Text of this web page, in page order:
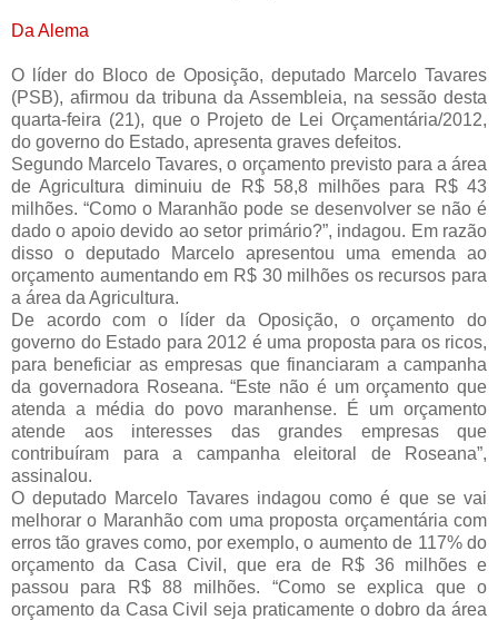
Da Alema
O líder do Bloco de Oposição, deputado Marcelo Tavares
(PSB), afirmou da tribuna da Assembleia, na sessão desta
quarta-feira (21), que o Projeto de Lei Orçamentária/2012,
do governo do Estado, apresenta graves defeitos.
Segundo Marcelo Tavares, o orçamento previsto para a área
de Agricultura diminuiu de R$ 58,8 milhões para R$ 43
milhões. “Como o Maranhão pode se desenvolver se não é
dado o apoio devido ao setor primário?”, indagou. Em razão
disso o deputado Marcelo apresentou uma emenda ao
orçamento aumentando em R$ 30 milhões os recursos para
a área da Agricultura.
De acordo com o líder da Oposição, o orçamento do
governo do Estado para 2012 é uma proposta para os ricos,
para beneficiar as empresas que financiaram a campanha
da governadora Roseana. “Este não é um orçamento que
atenda a média do povo maranhense. É um orçamento
atende aos interesses das grandes empresas que
contribuíram para a campanha eleitoral de Roseana”,
assinalou.
O deputado Marcelo Tavares indagou como é que se vai
melhorar o Maranhão com uma proposta orçamentária com
erros tão graves como, por exemplo, o aumento de 117% do
orçamento da Casa Civil, que era de R$ 36 milhões e
passou para R$ 88 milhões. “Como se explica que o
orçamento da Casa Civil seja praticamente o dobro da área